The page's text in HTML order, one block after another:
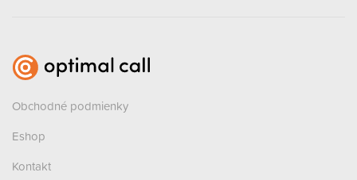
Obchodné podmienky
Eshop
Kontakt